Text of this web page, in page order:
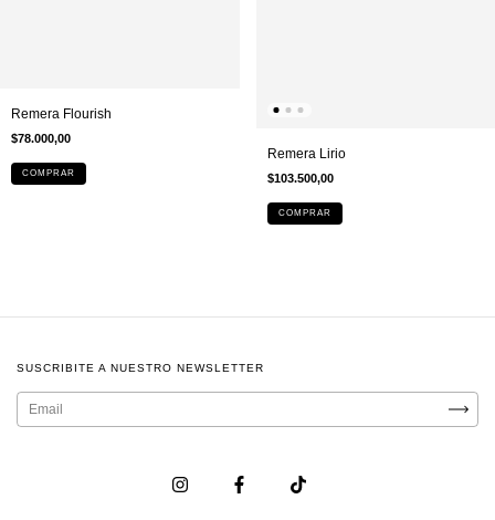
Remera Flourish
$78.000,00
COMPRAR
Remera Lirio
$103.500,00
COMPRAR
SUSCRIBITE A NUESTRO NEWSLETTER